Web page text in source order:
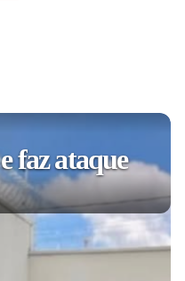
faz ataque